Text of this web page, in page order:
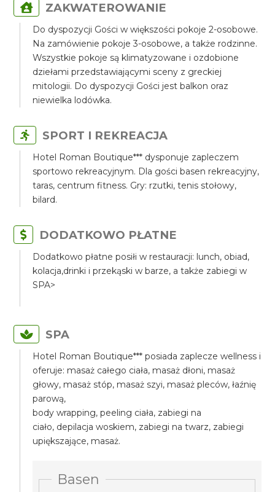
ZAKWATEROWANIE
Do dyspozycji Gości w większości pokoje 2-osobowe.
Na zamówienie pokoje 3-osobowe, a także rodzinne.
Wszystkie pokoje są klimatyzowane i ozdobione
dziełami przedstawiającymi sceny z greckiej
mitologii. Do dyspozycji Gości jest balkon oraz
niewielka lodówka.
SPORT I REKREACJA
Hotel Roman Boutique*** dysponuje zapleczem
sportowo rekreacyjnym. Dla gości basen rekreacyjny,
taras, centrum fitness. Gry: rzutki, tenis stołowy,
bilard.
DODATKOWO PŁATNE
Dodatkowo płatne posiłi w restauracji: lunch, obiad,
kolacja,drinki i przekąski w barze, a także zabiegi w
SPA>
SPA
Hotel Roman Boutique*** posiada zaplecze wellness i
oferuje: masaż całego ciała, masaż dłoni, masaż
głowy, masaż stóp, masaż szyi, masaż pleców, łaźnię
parową,
body wrapping, peeling ciała, zabiegi na
ciało, depilacja woskiem, zabiegi na twarz, zabiegi
upiększające, masaż.
Basen